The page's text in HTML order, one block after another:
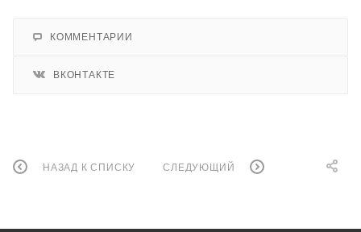
КОММЕНТАРИИ
ВКОНТАКТЕ
НАЗАД К СПИСКУ СЛЕДУЮЩИЙ